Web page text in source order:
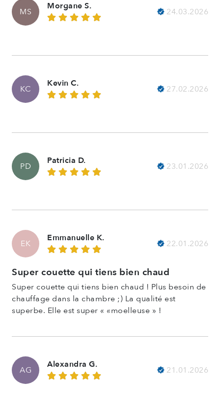
MS
Morgane S.
24.03.2026
KC
Kevin C.
27.02.2026
PD
Patricia D.
23.01.2026
EK
Emmanuelle K.
22.01.2026
Super couette qui tiens bien chaud
Super couette qui tiens bien chaud ! Plus besoin de
chauffage dans la chambre ;) La qualité est
superbe. Elle est super « «moelleuse » !
AG
Alexandra G.
21.01.2026